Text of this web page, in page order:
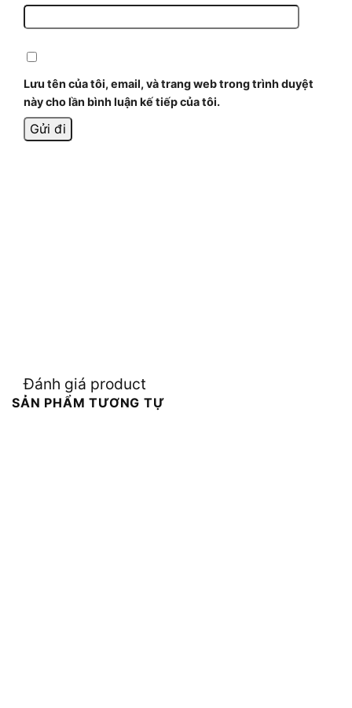
Lưu tên của tôi, email, và trang web trong trình duyệt
này cho lần bình luận kế tiếp của tôi.
Đánh giá product
SẢN PHẨM TƯƠNG TỰ